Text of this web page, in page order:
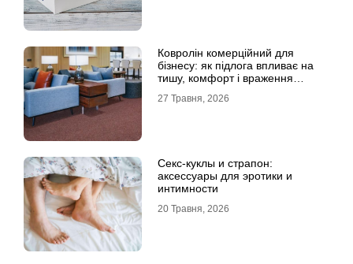
Ковролін комерційний для
бізнесу: як підлога впливає на
тишу, комфорт і враження
27 Травня, 2026
Секс-куклы и страпон:
аксессуары для эротики и
интимности
20 Травня, 2026